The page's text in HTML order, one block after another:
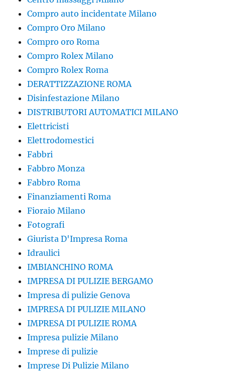
Compro auto incidentate Milano
Compro Oro Milano
Compro oro Roma
Compro Rolex Milano
Compro Rolex Roma
DERATTIZZAZIONE ROMA
Disinfestazione Milano
DISTRIBUTORI AUTOMATICI MILANO
Elettricisti
Elettrodomestici
Fabbri
Fabbro Monza
Fabbro Roma
Finanziamenti Roma
Fioraio Milano
Fotografi
Giurista D'Impresa Roma
Idraulici
IMBIANCHINO ROMA
IMPRESA DI PULIZIE BERGAMO
Impresa di pulizie Genova
IMPRESA DI PULIZIE MILANO
IMPRESA DI PULIZIE ROMA
Impresa pulizie Milano
Imprese di pulizie
Imprese Di Pulizie Milano